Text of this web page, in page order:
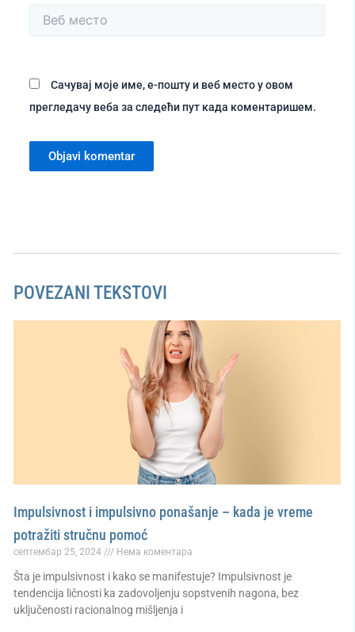
Веб
место
Сачувај моје име, е-пошту и веб место у овом
прегледачу веба за следећи пут када коментаришем.
POVEZANI TEKSTOVI
Impulsivnost i impulsivno ponašanje – kada je vreme
potražiti stručnu pomoć
септембар 25, 2024 Нема коментара
Šta je impulsivnost i kako se manifestuje? Impulsivnost je
tendencija ličnosti ka zadovoljenju sopstvenih nagona, bez
uključenosti racionalnog mišljenja i